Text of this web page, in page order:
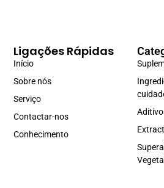
Ligações Rápidas
Início
Sobre nós
Serviço
Contactar-nos
Conhecimento